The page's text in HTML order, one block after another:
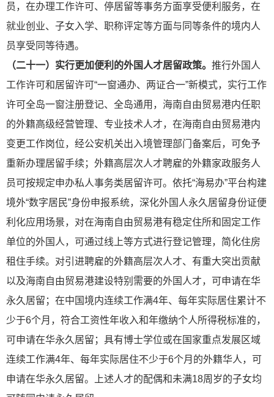
员，在办理工作许可、停居留等事务方面享受便利服务，在
就业创业、子女入学、职称评定等方面与同等条件的境内人
员享受同等待遇。
（二十一）实行更加便利的外国人才居留政策。 推行外国人
工作许可和居留许可“一窗通办、两证合一”新模式，实行工作
许可全岛一窗注册登记、全岛通用，海南自由贸易港内任职
的外籍高级经营管理、专业技术人才，在海南自由贸易港内
变更工作岗位，经公安机关出入境管理部门备案后，可免予
重新办理居留手续；外籍高层次人才聘雇的外籍家政服务人
员可按规定申办私人事务类居留许可。依托“海易办”平台构建
境外“数字居民”身份申报系统，深化外国人永久居留身份证便
利化应用场景，对在海南自由贸易港有稳定住所和固定工作
单位的外国人，可通过线上等方式进行登记管理，简化住房
租住手续。对引进聘雇的外籍高层次人才、有重大突出贡献
以及海南自由贸易港建设特别需要的外国人才，可申请在华
永久居留；在中国境内连续工作满4年、每年实际居住累计不
少于6个月，符合工资性年收入和年缴纳个人所得税标准的，
可申请在华永久居留；具有博士学位或在国家重点发展区域
连续工作满4年、每年实际居住不少于6个月的外籍华人，可
申请在华永久居留。上述人才的配偶和未满18周岁的子女均